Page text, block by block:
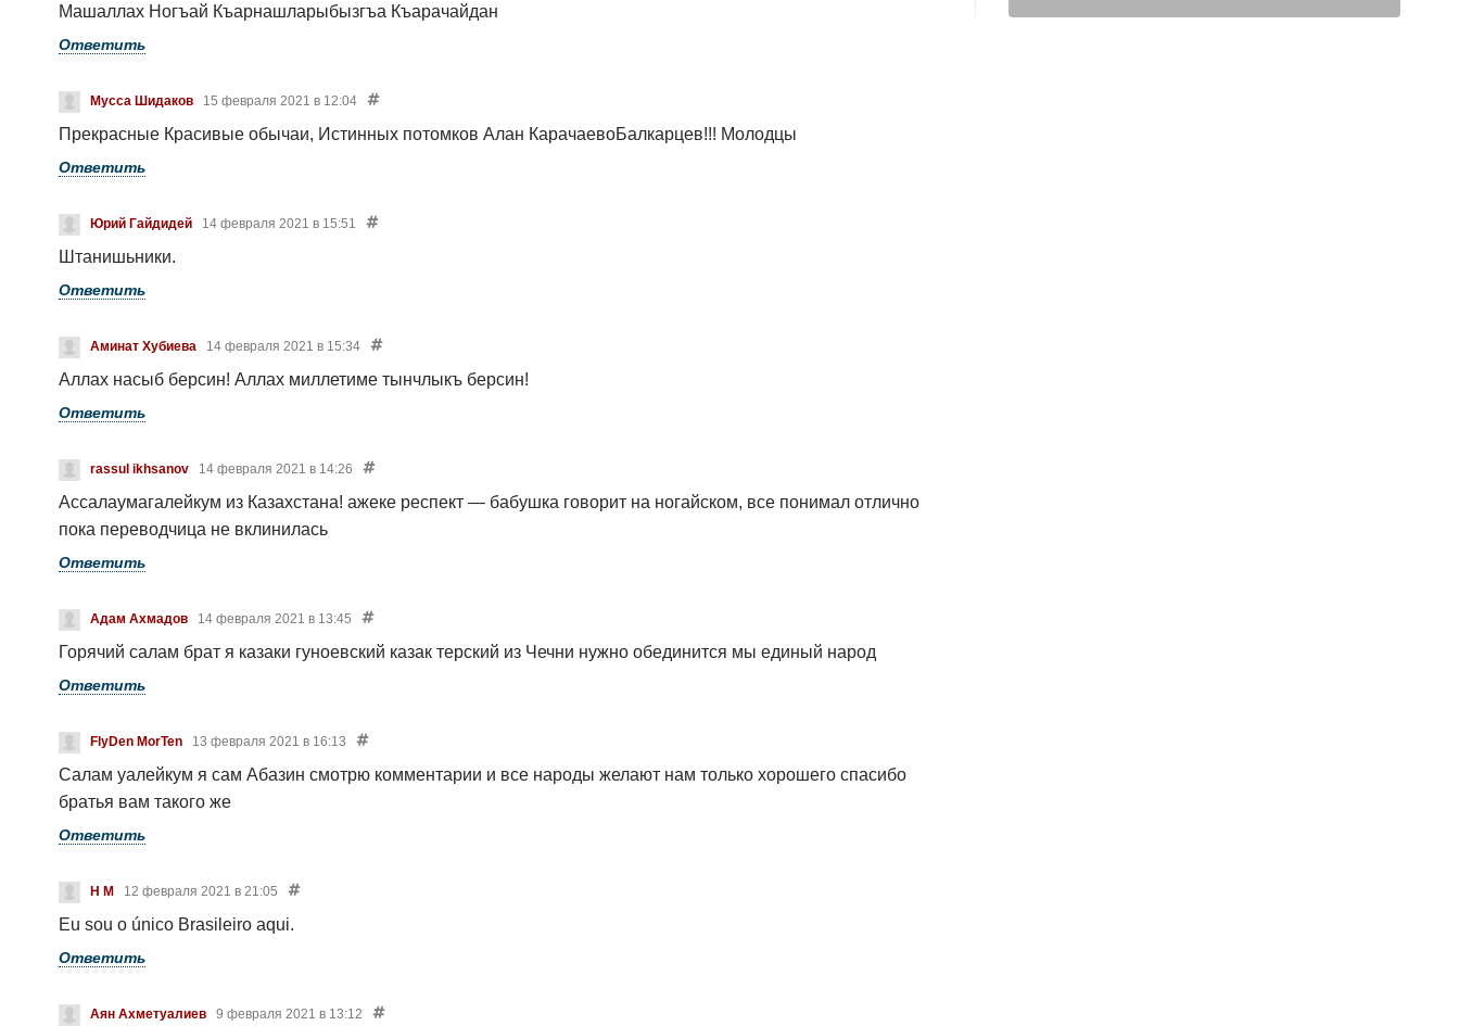
Машаллах Ногъай Къарнашларыбызгъа Къарачайдан
Ответить
Мусса Шидаков 15 февраля 2021 в 12:04
Прекрасные Красивые обычаи, Истинных потомков Алан КарачаевоБалкарцев!!! Молодцы
Ответить
Юрий Гайдидей 14 февраля 2021 в 15:51
Штанишьники.
Ответить
Аминат Хубиева 14 февраля 2021 в 15:34
Аллах насыб берсин! Аллах миллетиме тынчлыкъ берсин!
Ответить
rassul ikhsanov 14 февраля 2021 в 14:26
Ассалаумагалейкум из Казахстана! ажеке респект — бабушка говорит на ногайском, все понимал отлично
пока переводчица не вклинилась
Ответить
Адам Ахмадов 14 февраля 2021 в 13:45
Горячий салам брат я казаки гуноевский казак терский из Чечни нужно обединится мы единый народ
Ответить
FlyDen MorTen 13 февраля 2021 в 16:13
Салам уалейкум я сам Абазин смотрю комментарии и все народы желают нам только хорошего спасибо
братья вам такого же
Ответить
H M 12 февраля 2021 в 21:05
Eu sou o único Brasileiro aqui.
Ответить
Аян Ахметуалиев 9 февраля 2021 в 13:12